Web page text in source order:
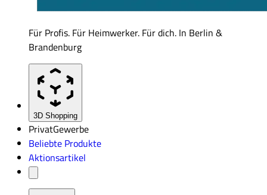
Für Profis. Für Heimwerker. Für dich. In Berlin &
Brandenburg
3D Shopping
PrivatGewerbe
Beliebte Produkte
Aktionsartikel